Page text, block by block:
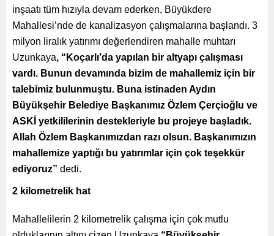
inşaatı tüm hızıyla devam ederken, Büyükdere
Mahallesi’nde de kanalizasyon çalışmalarına başlandı. 3
milyon liralık yatırımı değerlendiren mahalle muhtarı
Uzunkaya, “Koçarlı’da yapılan bir altyapı çalışması
vardı. Bunun devamında bizim de mahallemiz için bir
talebimiz bulunmuştu. Buna istinaden Aydın
Büyükşehir Belediye Başkanımız Özlem Çerçioğlu ve
ASKİ yetkililerinin destekleriyle bu projeye başladık.
Allah Özlem Başkanımızdan razı olsun. Başkanımızın
mahallemize yaptığı bu yatırımlar için çok teşekkür
ediyoruz” dedi.
2 kilometrelik hat
Mahallelilerin 2 kilometrelik çalışma için çok mutlu